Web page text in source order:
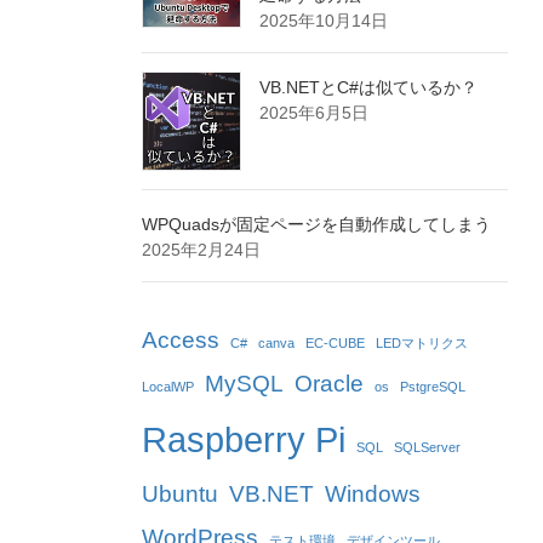
2025年10月14日
VB.NETとC#は似ているか？
2025年6月5日
WPQuadsが固定ページを自動作成してしまう
2025年2月24日
Access C# canva EC-CUBE LEDマトリクス
LocalWP MySQL Oracle os PstgreSQL
Raspberry Pi SQL SQLServer
Ubuntu VB.NET Windows
WordPress
テスト環境 デザインツール